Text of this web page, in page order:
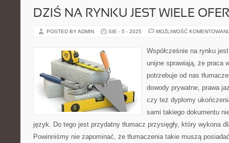
DZIŚ NA RYNKU JEST WIELE
POSTED BY ADMIN SIE - 5 - 2025 MOŻLIWOŚĆ
Współcześnie na rynku
unijne sprawiają, że praca
potrzebuje od nas
dowody prywatne, prawa
czy też dyplomy
sami takiego dokumentu
język. Do tego jest przydatny tłumacz przysięgły, który wykona
Powinniśmy nie zapominać, że tłumaczenia takie muszą